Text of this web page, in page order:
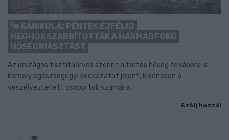
KÁNIKULA: PÉNTEK ÉJFÉLIG
MEGHOSSZABBÍTOTTÁK A HARMADFOKÚ
HŐSÉGRIASZTÁST
Az országos tisztifőorvos szerint a tartós hőség továbbra is
komoly egészségügyi kockázatot jelent, különösen a
veszélyeztetett csoportok számára.
Szólj hozzá!